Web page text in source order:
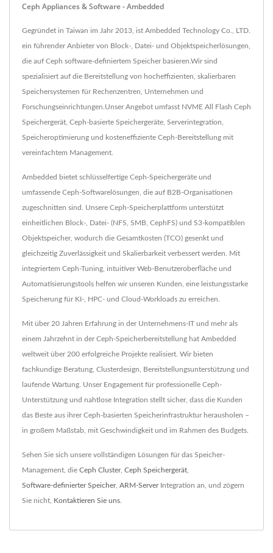
Ceph Appliances & Software - Ambedded
Gegründet in Taiwan im Jahr 2013, ist Ambedded Technology Co., LTD.
ein führender Anbieter von Block-, Datei- und Objektspeicherlösungen,
die auf Ceph software-definiertem Speicher basieren.Wir sind
spezialisiert auf die Bereitstellung von hocheffizienten, skalierbaren
Speichersystemen für Rechenzentren, Unternehmen und
Forschungseinrichtungen.Unser Angebot umfasst NVME All Flash Ceph
Speichergerät, Ceph-basierte Speichergeräte, Serverintegration,
Speicheroptimierung und kosteneffiziente Ceph-Bereitstellung mit
vereinfachtem Management.
Ambedded bietet schlüsselfertige Ceph-Speichergeräte und
umfassende Ceph-Softwarelösungen, die auf B2B-Organisationen
zugeschnitten sind. Unsere Ceph-Speicherplattform unterstützt
einheitlichen Block-, Datei- (NFS, SMB, CephFS) und S3-kompatiblen
Objektspeicher, wodurch die Gesamtkosten (TCO) gesenkt und
gleichzeitig Zuverlässigkeit und Skalierbarkeit verbessert werden. Mit
integriertem Ceph-Tuning, intuitiver Web-Benutzeroberfläche und
Automatisierungstools helfen wir unseren Kunden, eine leistungsstarke
Speicherung für KI-, HPC- und Cloud-Workloads zu erreichen.
Mit über 20 Jahren Erfahrung in der Unternehmens-IT und mehr als
einem Jahrzehnt in der Ceph-Speicherbereitstellung hat Ambedded
weltweit über 200 erfolgreiche Projekte realisiert. Wir bieten
fachkundige Beratung, Clusterdesign, Bereitstellungsunterstützung und
laufende Wartung. Unser Engagement für professionelle Ceph-
Unterstützung und nahtlose Integration stellt sicher, dass die Kunden
das Beste aus ihrer Ceph-basierten Speicherinfrastruktur herausholen –
in großem Maßstab, mit Geschwindigkeit und im Rahmen des Budgets.
Sehen Sie sich unsere vollständigen Lösungen für das Speicher-
Management, die Ceph Cluster, Ceph Speichergerät
Software-definierter Speicher, ARM-ServerIntegration an, und zögern
Sie nicht, Kontaktieren Sie uns